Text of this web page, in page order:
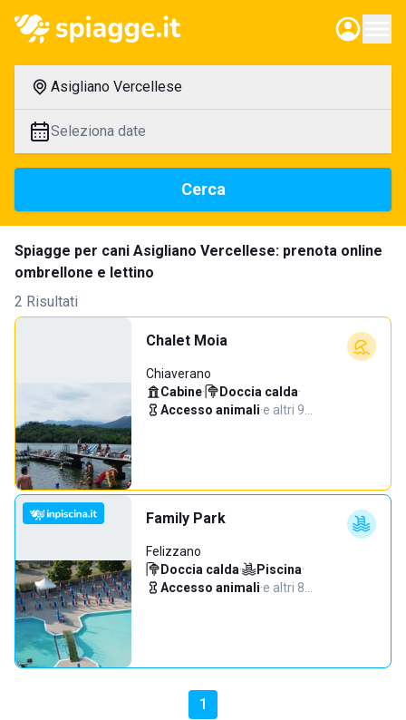
Asigliano Vercellese
Seleziona date
Cerca
Spiagge per cani Asigliano Vercellese: prenota online
ombrellone e lettino
2 Risultati
Chalet Moia
Chiaverano
Cabine· Doccia calda·
Accesso animali·e altri 9…
Family Park
Felizzano
Doccia calda· Piscina·
Accesso animali·e altri 8…
1